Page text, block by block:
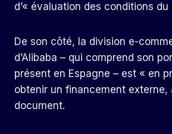
d’« évaluation des conditions du
De son côté, la division e-
d’Alibaba – qui comprend son
présent en Espagne – est « en
obtenir un financement externe,
document.